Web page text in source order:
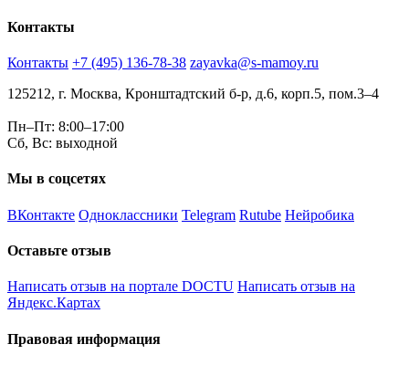
Контакты
Контакты +7 (495) 136-78-38 zayavka@s-mamoy.ru
125212, г. Москва, Кронштадтский б-р, д.6, корп.5, пом.3–4
Пн–Пт: 8:00–17:00
Сб, Вс: выходной
Мы в соцсетях
ВКонтакте Одноклассники Telegram Rutube Нейробика
Оставьте отзыв
Написать отзыв на портале DOCTU Написать отзыв на
Яндекс.Картах
Правовая информация